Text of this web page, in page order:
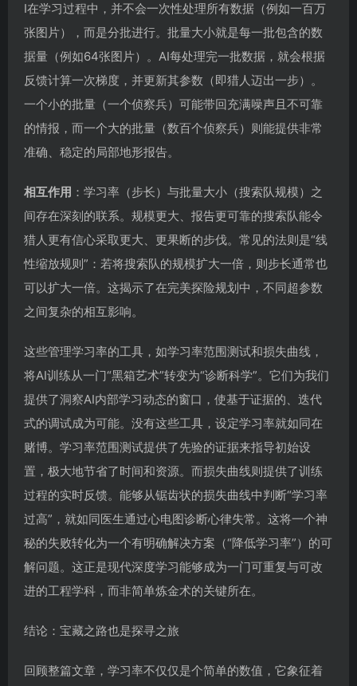
I在学习过程中，并不会一次性处理所有数据（例如一百万
张图片），而是分批进行。批量大小就是每一批包含的数
据量（例如64张图片）。AI每处理完一批数据，就会根据
反馈计算一次梯度，并更新其参数（即猎人迈出一步）。
一个小的批量（一个侦察兵）可能带回充满噪声且不可靠
的情报，而一个大的批量（数百个侦察兵）则能提供非常
准确、稳定的局部地形报告。
相互作用 ：学习率（步长）与批量大小（搜索队规模）之
间存在深刻的联系。规模更大、报告更可靠的搜索队能令
猎人更有信心采取更大、更果断的步伐。常见的法则是“线
性缩放规则”：若将搜索队的规模扩大一倍，则步长通常也
可以扩大一倍。这揭示了在完美探险规划中，不同超参数
之间复杂的相互影响。
这些管理学习率的工具，如学习率范围测试和损失曲线，
将AI训练从一门“黑箱艺术”转变为“诊断科学”。它们为我们
提供了洞察AI内部学习动态的窗口，使基于证据的、迭代
式的调试成为可能。没有这些工具，设定学习率就如同在
赌博。学习率范围测试提供了先验的证据来指导初始设
置，极大地节省了时间和资源。而损失曲线则提供了训练
过程的实时反馈。能够从锯齿状的损失曲线中判断“学习率
过高”，就如同医生通过心电图诊断心律失常。这将一个神
秘的失败转化为一个有明确解决方案（“降低学习率”）的可
解问题。这正是现代深度学习能够成为一门可重复与可改
进的工程学科，而非简单炼金术的关键所在。
结论：宝藏之路也是探寻之旅
回顾整篇文章，学习率不仅仅是个简单的数值，它象征着